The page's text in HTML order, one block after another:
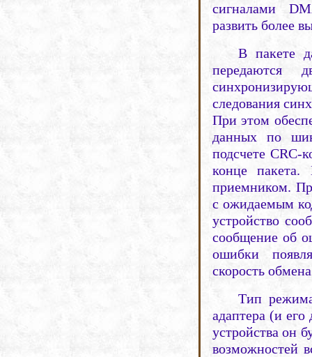
сигналами
развить более
В пакете
следования
При этом
данных по
подсчете CRC-
конце
приемником.
с ожидаемым
устройство
сообщение об
ошибки
скорость
Тип
адаптера (и его
устройства он
возможностей